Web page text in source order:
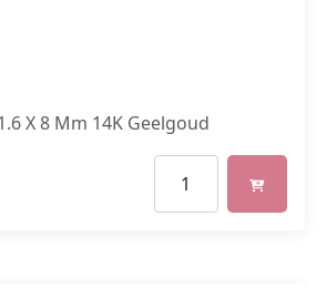
X 8 Mm 14K Geelgoud